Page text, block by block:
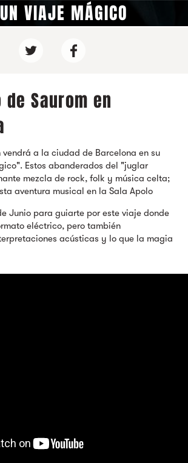
VIAJE MÁGICO
Saurom en
vendrá a la ciudad de Barcelona en su
Estos abanderados del "juglar
mezcla de rock, folk y música celta;
aventura musical en la Sala Apolo
Junio para guiarte por este viaje donde
eléctrico, pero también
acústicas y lo que la magia